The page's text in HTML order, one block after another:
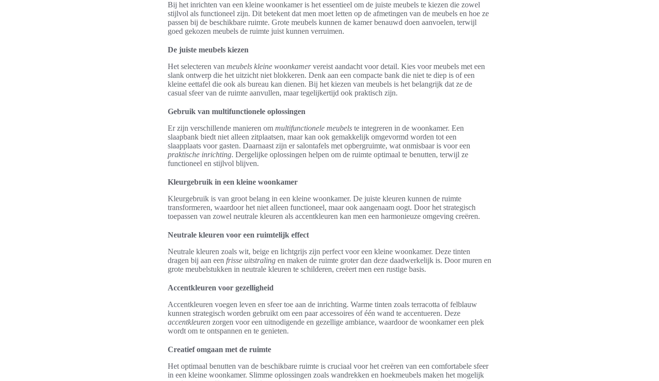
Bij het inrichten van een kleine woonkamer is het essentieel om de juiste meubels te kiezen die zowel
stijlvol als functioneel zijn. Dit betekent dat men moet letten op de afmetingen van de meubels en hoe ze
passen bij de beschikbare ruimte. Grote meubels kunnen de kamer benauwd doen aanvoelen, terwijl
goed gekozen meubels de ruimte juist kunnen verruimen.
De juiste meubels kiezen
Het selecteren van meubels kleine woonkamervereist aandacht voor detail. Kies voor meubels met een
slank ontwerp die het uitzicht niet blokkeren. Denk aan een compacte bank die niet te diep is of een
kleine eettafel die ook als bureau kan dienen. Bij het kiezen van meubels is het belangrijk dat ze de
casual sfeer van de ruimte aanvullen, maar tegelijkertijd ook praktisch zijn.
Gebruik van multifunctionele oplossingen
Er zijn verschillende manieren om multifunctionele meubels te integreren in de woonkamer. Een
slaapbank biedt niet alleen zitplaatsen, maar kan ook gemakkelijk omgevormd worden tot een
slaapplaats voor gasten. Daarnaast zijn er salontafels met opbergruimte, wat onmisbaar is voor een
praktische inrichting. Dergelijke oplossingen helpen om de ruimte optimaal te benutten, terwijl ze
functioneel en stijlvol blijven.
Kleurgebruik in een kleine woonkamer
Kleurgebruik is van groot belang in een kleine woonkamer. De juiste kleuren kunnen de ruimte
transformeren, waardoor het niet alleen functioneel, maar ook aangenaam oogt. Door het strategisch
toepassen van zowel neutrale kleuren als accentkleuren kan men een harmonieuze omgeving creëren.
Neutrale kleuren voor een ruimtelijk effect
Neutrale kleuren zoals wit, beige en lichtgrijs zijn perfect voor een kleine woonkamer. Deze tinten
dragen bij aan een frisse uitstraling en maken de ruimte groter dan deze daadwerkelijk is. Door muren en
grote meubelstukken in neutrale kleuren te schilderen, creëert men een rustige basis.
Accentkleuren voor gezelligheid
Accentkleuren voegen leven en sfeer toe aan de inrichting. Warme tinten zoals terracotta of felblauw
kunnen strategisch worden gebruikt om een paar accessoires of één wand te accentueren. Deze
accentkleuren zorgen voor een uitnodigende en gezellige ambiance, waardoor de woonkamer een plek
wordt om te ontspannen en te genieten.
Creatief omgaan met de ruimte
Het optimaal benutten van de beschikbare ruimte is cruciaal voor het creëren van een comfortabele sfeer
in een kleine woonkamer. Slimme oplossingen zoals wandrekken en hoekmeubels maken het mogelijk